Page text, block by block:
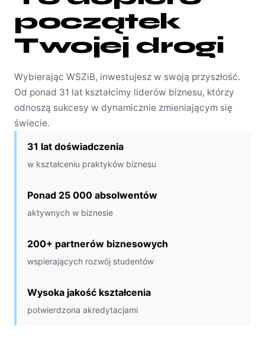
początek
Twojej drogi
Wybierając WSZiB, inwestujesz w swoją przyszłość.
Od ponad 31 lat kształcimy liderów biznesu, którzy
odnoszą sukcesy w dynamicznie zmieniającym się
świecie.
31 lat doświadczenia
w kształceniu praktyków biznesu
Ponad 25 000 absolwentów
aktywnych w biznesie
200+ partnerów biznesowych
wspierających rozwój studentów
Wysoka jakość kształcenia
potwierdzona akredytacjami